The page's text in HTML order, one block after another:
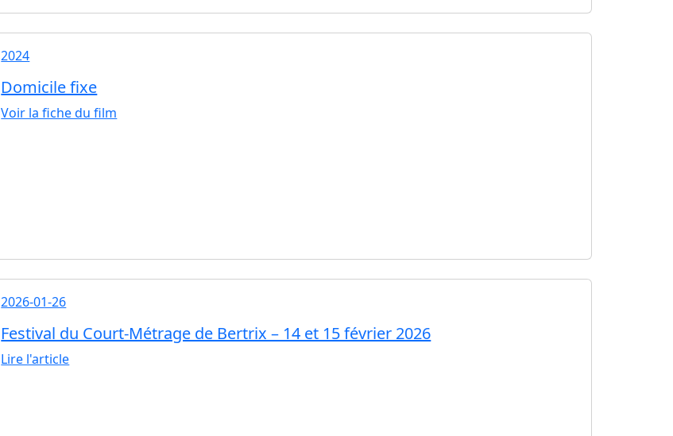
2024
Domicile fixe
Voir la fiche du film
2026-01-26
Festival du Court-Métrage de Bertrix – 14 et 15 février 2026
Lire l'article